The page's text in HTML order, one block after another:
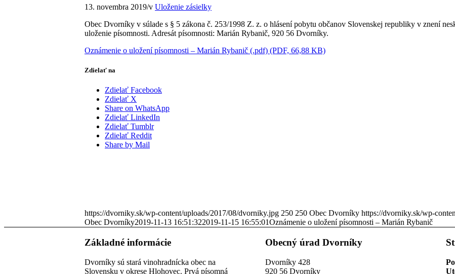
13. novembra 2019/v Uloženie zásielky
Obec Dvorníky v súlade s § 5 zákona č. 253/1998 Z. z. o hlásení pobytu občanov Slovenskej republiky v znení
uloženie písomnosti. Adresát písomnosti: Marián Rybanič, 920 56 Dvorníky.
Oznámenie o uložení písomnosti – Marián Rybanič (.pdf) (PDF, 66,88 KB)
Zdielať na
Zdielať Facebook
Zdielať X
Share on WhatsApp
Zdielať LinkedIn
Zdielať Tumblr
Zdielať Reddit
Share by Mail
https://dvorniky.sk/wp-content/uploads/2017/08/dvorniky.jpg 250 250 Obec Dvorníky https://dvorniky.sk/wp-
Obec Dvorníky2019-11-13 16:51:322019-11-15 16:55:01Oznámenie o uložení písomnosti – Marián Rybanič
Základné informácie
Dvorníky sú stará vinohradnícka obec na
Slovensku v okrese Hlohovec. Prvá písomná
Obecný úrad Dvorníky
Dvorníky 428
920 56 Dvorníky